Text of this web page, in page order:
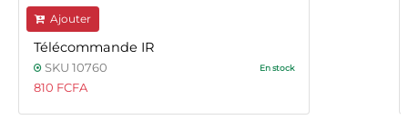
Ajouter
Télécommande IR
SKU 10760 En stock
810 FCFA